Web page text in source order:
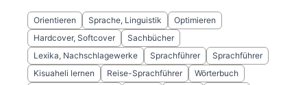
Orientieren Sprache, Linguistik
Optimieren
Hardcover, Softcover
Sachbücher
Lexika, Nachschlagewerke
Sprachführer
Sprachführer
Kisuaheli lernen
Reise-Sprachführer
Wörterbuch